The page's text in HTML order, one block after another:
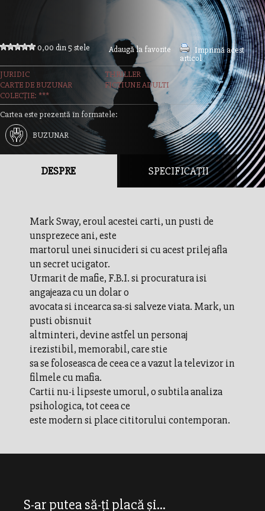
0,00 din 5 stele Adaugă la favorite
Imprimă acest
articol
JURIDIC
THRILLER
CARTE DE BUZUNAR
FICTIUNE ADULTI
COLECȚIE: ***
Cartea este prezentă în formatele:
BUZUNAR
DESPRE SPECIFICAȚII
Mark Sway, eroul acestei carti, un pusti de
unsprezece ani, este
martorul unei sinucideri si cu acest prilej afla
un secret ucigator.
Urmarit de mafie, F.B.I. si procuratura isi
angajeaza cu un dolar o
avocata si incearca sa-si salveze viata. Mark, un
pusti obisnuit
altminteri, devine astfel un personaj
irezistibil, memorabil, care stie
sa se foloseasca de ceea ce a vazut la televizor in
filmele cu mafia.
Cartii nu-i lipseste umorul, o subtila analiza
psihologica, tot ceea ce
este modern si place cititorului contemporan.
S-ar putea să-ți placă și...